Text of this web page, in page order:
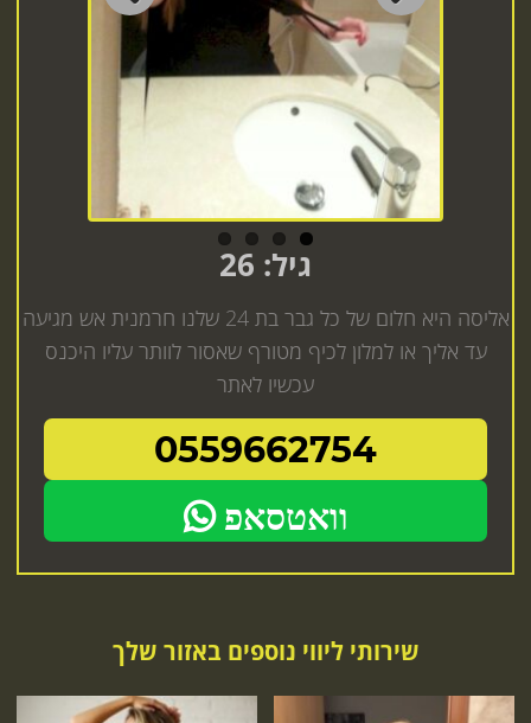
Previous Next
גיל: 26
אליסה היא חלום של כל גבר בת 24 שלנו חרמנית אש מגיעה
עד אליך או למלון לכיף מטורף שאסור לוותר עליו היכנס
עכשיו לאתר
0559662754
וואטסאפ
שירותי ליווי נוספים באזור שלך